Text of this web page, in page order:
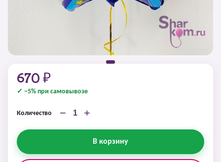
670 ₽
✓ −5% при самовывозе
Количество − +
В корзину